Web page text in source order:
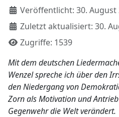
Veröffentlicht: 30. August
Zuletzt aktualisiert: 30.
Zugriffe: 1539
Mit dem deutschen
Wenzel spreche ich über den
den Niedergang von
Zorn als Motivation und
Gegenwehr die Welt verändert.